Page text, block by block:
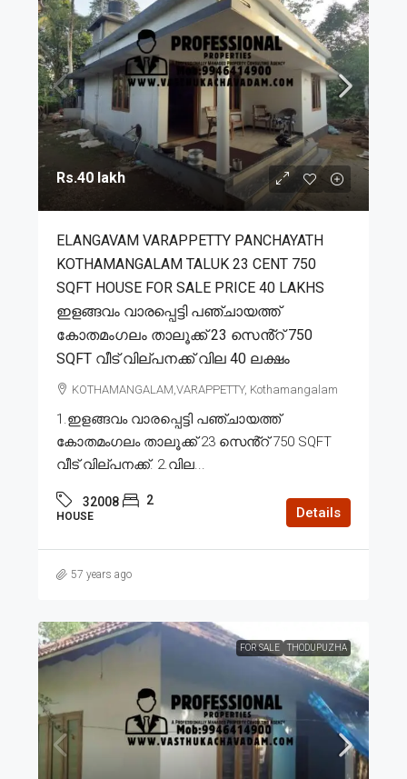
Rs.40 lakh
ELANGAVAM VARAPPETTY PANCHAYATH
KOTHAMANGALAM TALUK 23 CENT 750
SQFT HOUSE FOR SALE PRICE 40 LAKHS
ഇളങ്ങവം വാരപ്പെട്ടി പഞ്ചായത്ത്
കോതമംഗലം താലൂക്ക് 23 സെൻ്റ് 750
SQFT വീട് വില്പനക്ക് വില 40 ലക്ഷം
KOTHAMANGALAM,VARAPPETTY, Kothamangalam
1.ഇളങ്ങവം വാരപ്പെട്ടി പഞ്ചായത്ത്
കോതമംഗലം താലൂക്ക് 23 സെൻ്റ് 750 SQFT
വീട് വില്പനക്ക്. 2.വില...
32008 2
HOUSE Details
57 years ago
FOR SALE THODUPUZHA